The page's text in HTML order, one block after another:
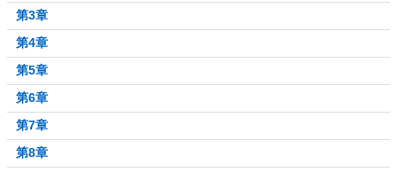
第3章
第4章
第5章
第6章
第7章
第8章